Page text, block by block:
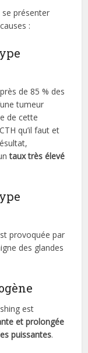
se présenter
:
de 85 % des
tumeur
de cette
qu’il faut et
taux très élevé
provoquée par
des glandes
est
et prolongée
puissantes.